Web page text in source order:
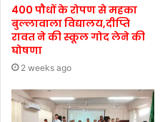
400 पौधों के रोपण से महका
बुल्लावाला विद्यालय,दीप्ति
रावत ने की स्कूल गोद लेने की
घोषणा
2 weeks ago